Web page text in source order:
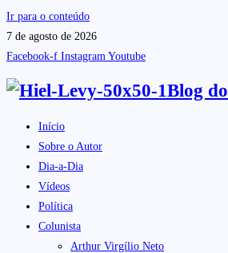
Ir para o conteúdo
7 de agosto de 2026
Facebook-f Instagram Youtube
Blog do
Início
Sobre o Autor
Dia-a-Dia
Vídeos
Política
Colunista
Arthur Virgílio Neto